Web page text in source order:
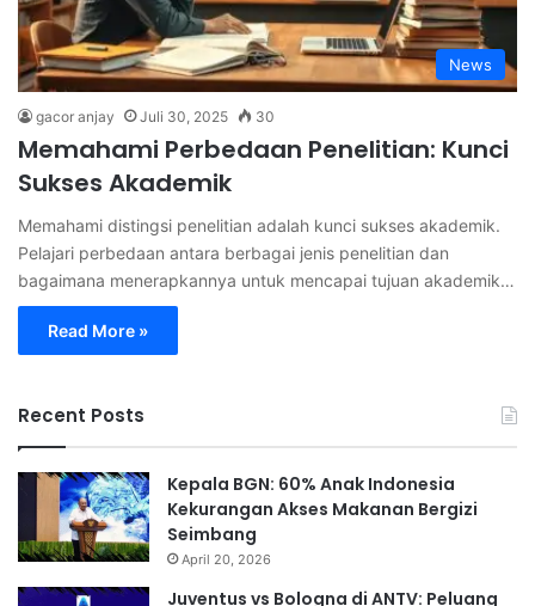
News
gacor anjay Juli 30, 2025 30
Memahami Perbedaan Penelitian: Kunci
Sukses Akademik
Memahami distingsi penelitian adalah kunci sukses akademik.
Pelajari perbedaan antara berbagai jenis penelitian dan
bagaimana menerapkannya untuk mencapai tujuan akademik…
Read More »
Recent Posts
Kepala BGN: 60% Anak Indonesia
Kekurangan Akses Makanan Bergizi
Seimbang
April 20, 2026
Juventus vs Bologna di ANTV: Peluang